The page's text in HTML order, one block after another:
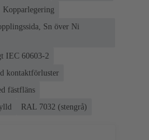
Kopparlegering
Sn över Ni
IEC 60603-2
kontaktförluster
fästfläns
RAL 7032 (stengrå)